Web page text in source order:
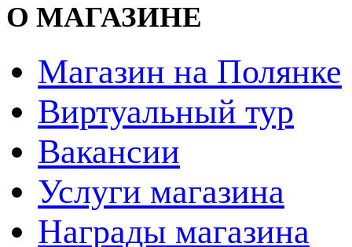
О МАГАЗИНЕ
Магазин на Полянке
Виртуальный тур
Вакансии
Услуги магазина
Награды магазина